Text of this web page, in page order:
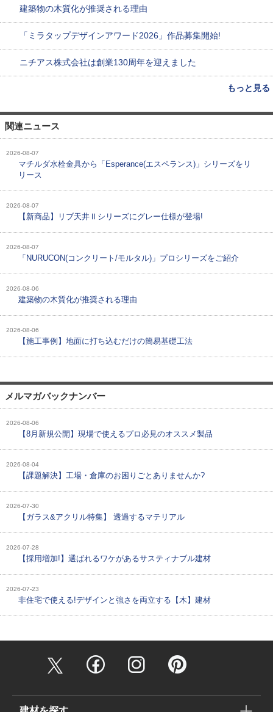
建築物の木質化が推奨される理由
「ミラタップデザインアワード2026」作品募集開始!
ニチアス株式会社は創業130周年を迎えました
もっと見る
関連ニュース
2026-08-07
マチルダ水栓金具から「Esperance(エスペランス)」シリーズをリ
リース
2026-08-07
【新商品】リブ天井Ⅱシリーズにグレー仕様が登場!
2026-08-07
「NURUCON(コンクリート/モルタル)」プロシリーズをご紹介
2026-08-06
建築物の木質化が推奨される理由
2026-08-06
【施工事例】地面に打ち込むだけの簡易基礎工法
メルマガバックナンバー
2026-08-06
【8月新規公開】現場で使えるプロ必見のオススメ製品
2026-08-04
【課題解決】工場・倉庫のお困りごとありませんか?
2026-07-30
【ガラス&アクリル特集】 透過するマテリアル
2026-07-28
【採用増加!】選ばれるワケがあるサスティナブル建材
2026-07-23
非住宅で使える!デザインと強さを両立する【木】建材